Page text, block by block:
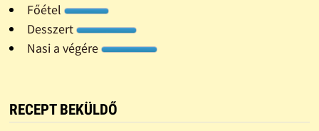
Főétel
Desszert
Nasi a végére
RECEPT BEKÜLDŐ